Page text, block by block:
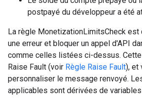
postpayé du développeur a été
La règle MonetizationLimitsCheck est
une erreur et bloquer un appel d'API
comme celles listées ci-dessus.
Raise Fault (voir Règle Raise Fault), et
personnaliser le message renvoyé.
applicables sont dérivées de